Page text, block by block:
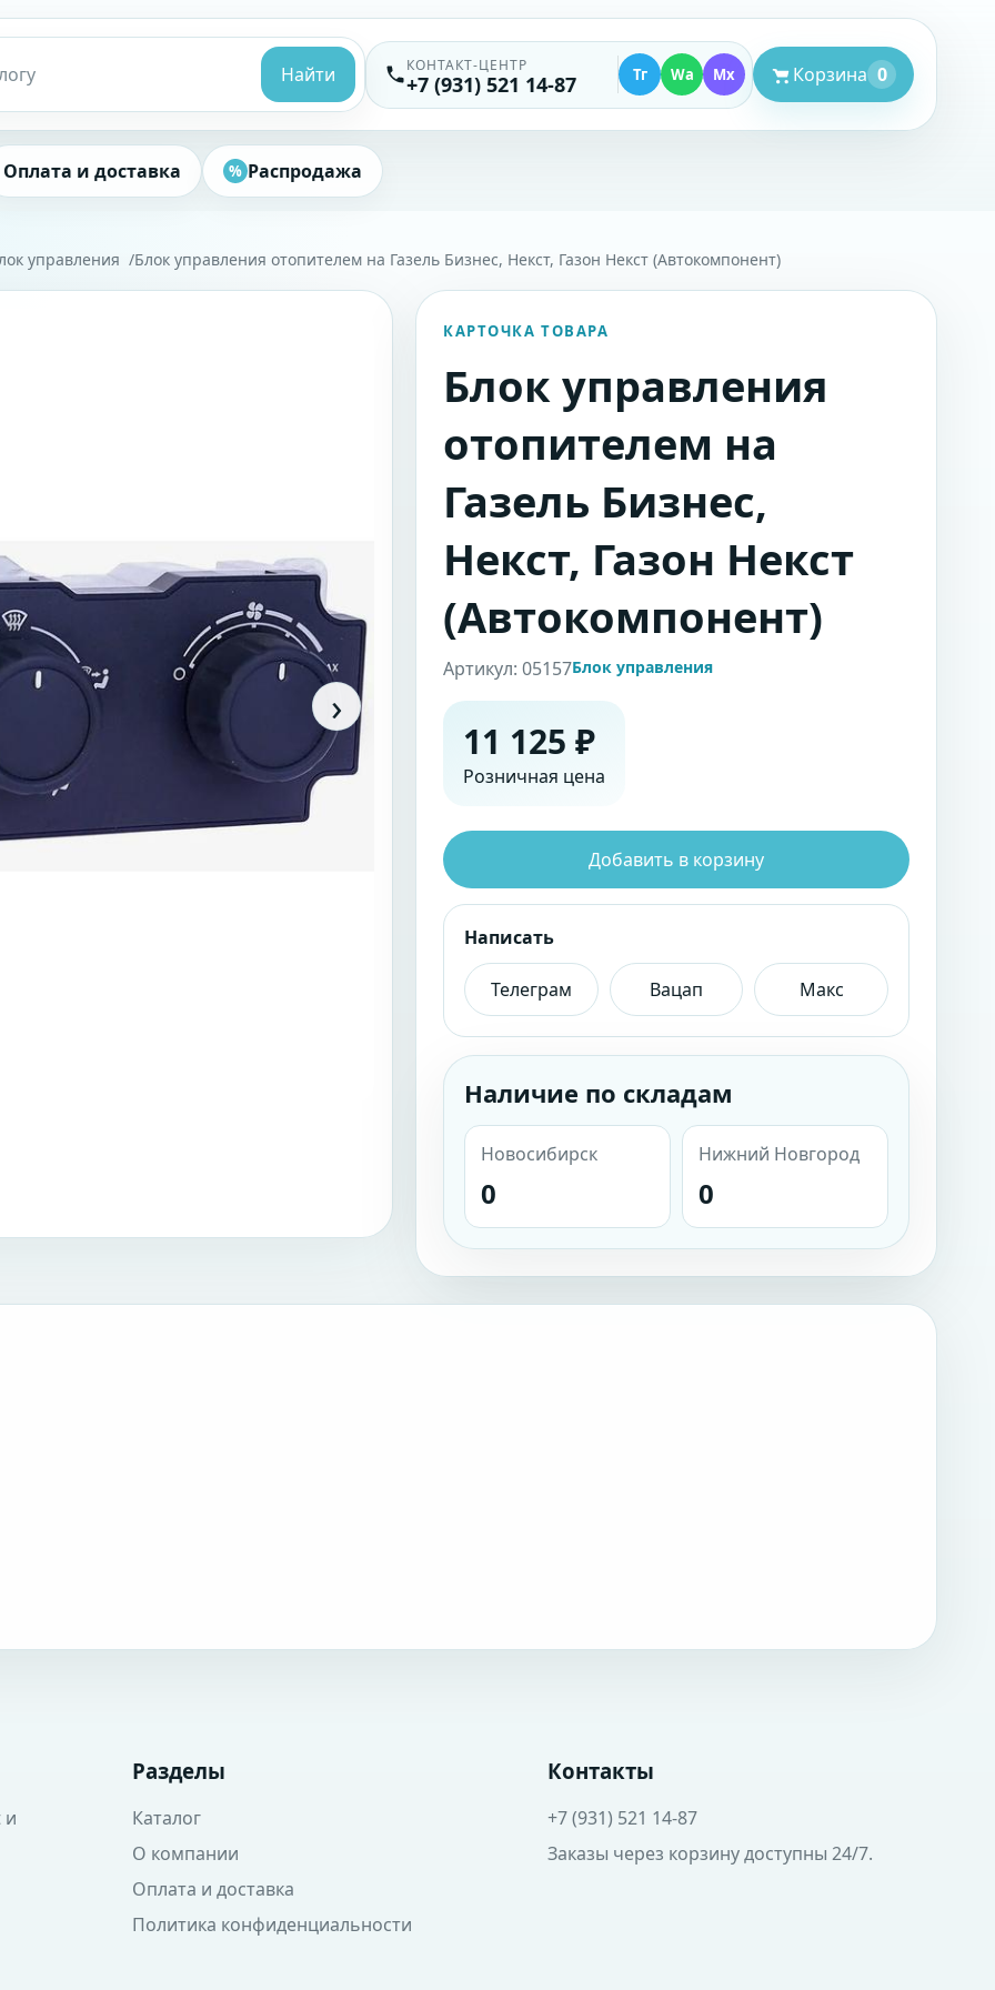
Найти КОНТАКТ-ЦЕНТР
+7 (931) 521 14-87 Тг Wa Mx Корзина 0
Оплата и доставка % Распродажа
управления Блок управления отопителем на Газель Бизнес, Некст, Газон Некст (Автокомпонент)
›
КАРТОЧКА ТОВАРА
Блок управления
отопителем на
Газель Бизнес,
Некст, Газон Некст
(Автокомпонент)
Артикул: 05157Блок управления
11 125 ₽
Розничная цена
Добавить в корзину
Написать
Телеграм Вацап Макс
Наличие по складам
Новосибирск
0
Нижний Новгород
0
и
Разделы
Каталог
О компании
Оплата и доставка
Политика конфиденциальности
Контакты
+7 (931) 521 14-87
Заказы через корзину доступны 24/7.